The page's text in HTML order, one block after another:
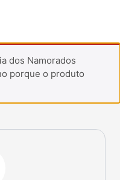
dos Namorados
porque o produto